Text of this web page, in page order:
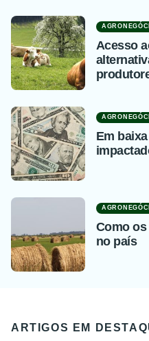
Acesso
Em
Como
no país
ARTIGOS EM